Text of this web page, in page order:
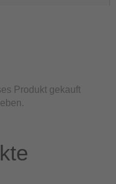
Produkt gekauft